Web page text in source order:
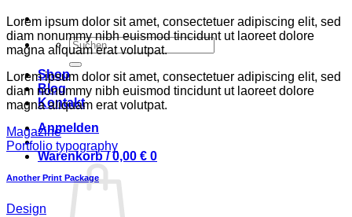
Suchen
nach:
Shop
Blog
Kontakt
Anmelden
Warenkorb /0,00 € 0
Lorem ipsum dolor sit amet, consectetuer adipiscing elit, sed
diam nonummy nibh euismod tincidunt ut laoreet dolore
magna aliquam erat volutpat.
Lorem ipsum dolor sit amet, consectetuer adipiscing elit, sed
diam nonummy nibh euismod tincidunt ut laoreet dolore
magna aliquam erat volutpat.
Magazine
Portfolio typography
Another Print Package
Design